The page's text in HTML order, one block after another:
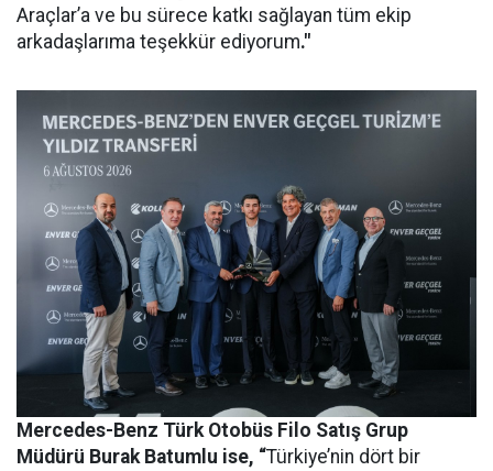
Araçlar’a ve bu sürece katkı sağlayan tüm ekip
arkadaşlarıma teşekkür ediyorum."
Mercedes-Benz Türk Otobüs Filo Satış Grup
Müdürü Burak Batumlu ise, “Türkiye’nin dört bir